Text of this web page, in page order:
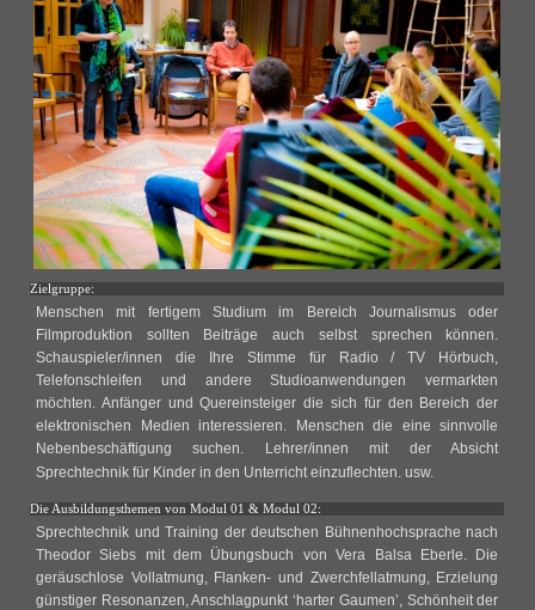
Zielgruppe:
Menschen mit fertigem Studium im Bereich Journalismus oder
Filmproduktion sollten Beiträge auch selbst sprechen können.
Schauspieler/innen die Ihre Stimme für Radio / TV Hörbuch,
Telefonschleifen und andere Studioanwendungen vermarkten
möchten. Anfänger und Quereinsteiger die sich für den Bereich der
elektronischen Medien interessieren. Menschen die eine sinnvolle
Nebenbeschäftigung suchen. Lehrer/innen mit der Absicht
Sprechtechnik für Kinder in den Unterricht einzuflechten. usw.
Die Ausbildungsthemen von Modul 01 & Modul 02:
Sprechtechnik und Training der deutschen Bühnenhochsprache nach
Theodor Siebs mit dem Übungsbuch von Vera Balsa Eberle. Die
geräuschlose Vollatmung, Flanken- und Zwerchfellatmung, Erzielung
günstiger Resonanzen, Anschlagpunkt ‘harter Gaumen’, Schönheit der